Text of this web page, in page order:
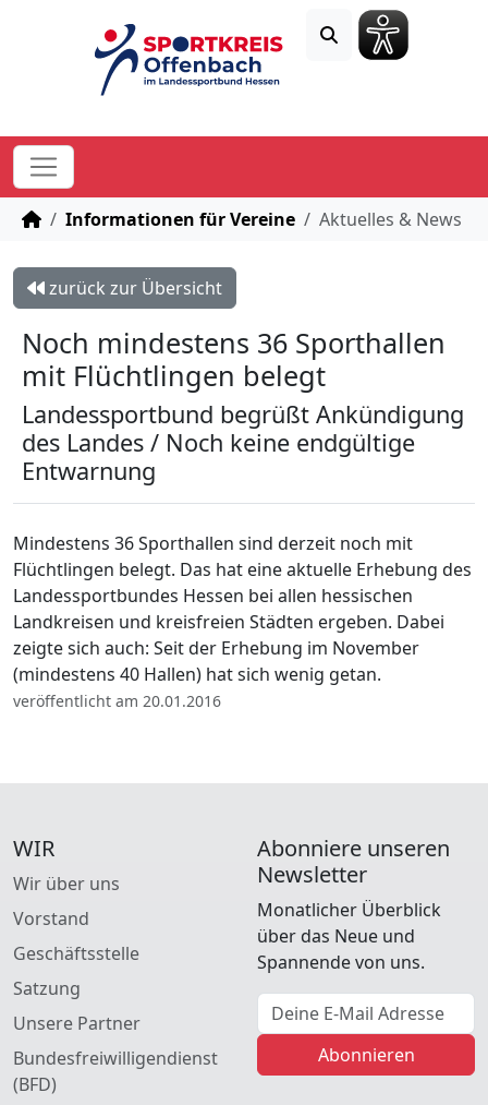
STARTSEITE
Informationen für Vereine Aktuelles & News
zurück zur Übersicht
Noch mindestens 36 Sporthallen
mit Flüchtlingen belegt
Landessportbund begrüßt Ankündigung
des Landes / Noch keine endgültige
Entwarnung
Mindestens 36 Sporthallen sind derzeit noch mit
Flüchtlingen belegt. Das hat eine aktuelle Erhebung des
Landessportbundes Hessen bei allen hessischen
Landkreisen und kreisfreien Städten ergeben. Dabei
zeigte sich auch: Seit der Erhebung im November
(mindestens 40 Hallen) hat sich wenig getan.
veröffentlicht am 20.01.2016
WIR
Wir über uns
Vorstand
Geschäftsstelle
Satzung
Unsere Partner
Bundesfreiwilligendienst
(BFD)
Abonniere unseren
Newsletter
Monatlicher Überblick
über das Neue und
Spannende von uns.
E-Mail Adresse
Abonnieren